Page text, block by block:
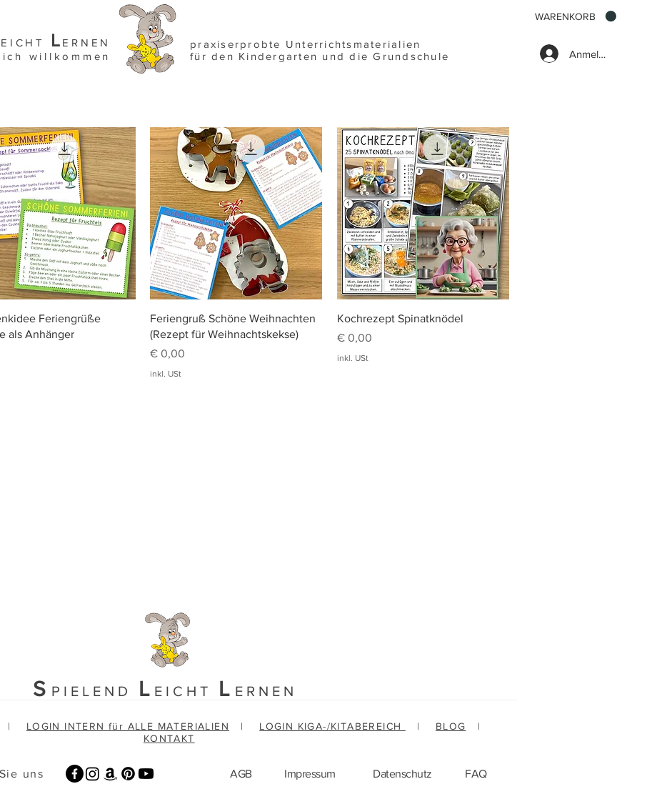
Anmelden
WARENKORB
EICHT L ERNEN
willkommen
praxiserprobte Unterrichtsmaterialien
für den Kindergarten und die Grundschule
Schnellansicht
Feriengrüße
als Anhänger
Schnellansicht
Feriengruß Schöne Weihnachten
(Rezept für Weihnachtskekse)
Preis
€ 0,00
inkl. USt
Schnellansicht
Kochrezept Spinatknödel
Preis
€ 0,00
inkl. USt
S PIELEND L EICHT L ERNEN
| LOGIN INTERN für ALLE MATERIALIEN | LOGIN KIGA-/KITABEREICH | BLOG
|
KONTAKT
uns AGB Impressum Datenschutz FAQ